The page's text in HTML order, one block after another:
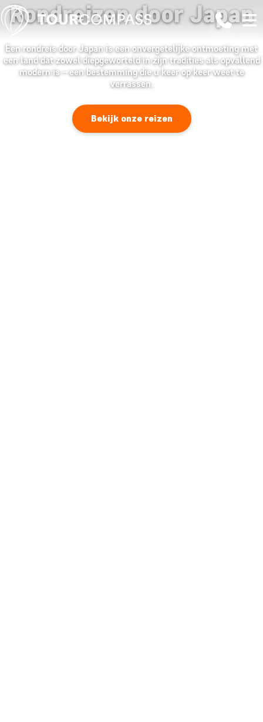
Rondreizen door Japan
Een rondreis door Japan is een onvergetelijke ontmoeting met
een land dat zowel diepgeworteld in zijn tradities als opvallend
modern is – een bestemming die u keer op keer weet te
verrassen.
Bekijk onze reizen